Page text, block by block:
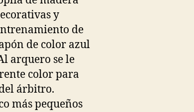
y
de
de color azul
arquero se le
color para
árbitro.
más pequeños